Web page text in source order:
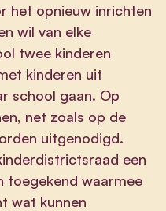
het opnieuw inrichten
wil van elke
twee kinderen
kinderen uit
school gaan. Op
net zoals op de
uitgenodigd.
een
toegekend waarmee
wat kunnen